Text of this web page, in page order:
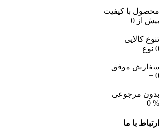
محصول با کیفیت
بیش از 0
تنوع کالایی
0 نوع
سفارش موفق
0
+
بدون مرجوعی
%
0
ارتباط با ما